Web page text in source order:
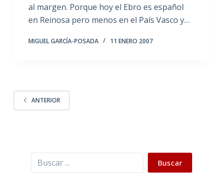
al margen. Porque hoy el Ebro es español
en Reinosa pero menos en el País Vasco y…
MIGUEL GARCÍA-POSADA 11 ENERO 2007
ANTERIOR
Buscar Buscar